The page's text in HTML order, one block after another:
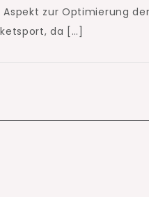
zur Optimierung
da […]